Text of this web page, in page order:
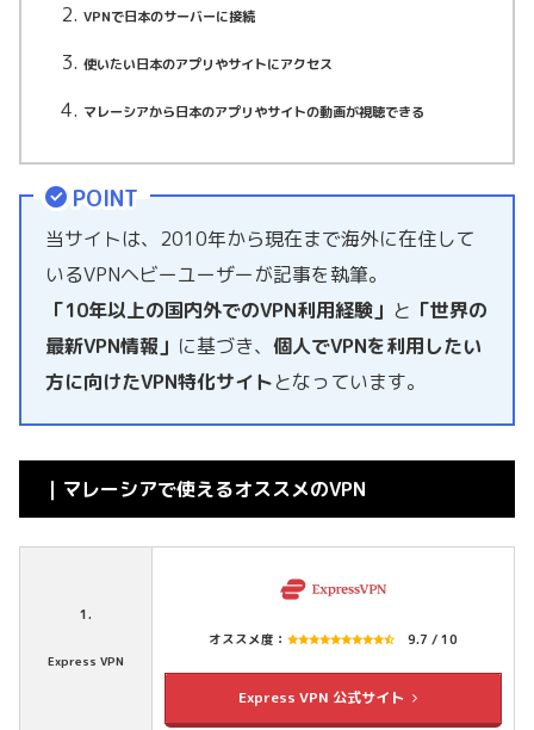
VPNで日本のサーバーに接続
使いたい日本のアプリやサイトにアクセス
マレーシアから日本のアプリやサイトの動画が視聴できる
POINT
当サイトは、2010年から現在まで海外に在住して
いるVPNヘビーユーザーが記事を執筆。
「10年以上の国内外でのVPN利用経験」 と 「世界の
最新VPN情報」 に基づき、 個人でVPNを利用したい
方に向けたVPN特化サイトとなっています。
｜マレーシアで使えるオススメのVPN
1.
Express VPN
オススメ度： 9.7 / 10
Express VPN 公式サイト